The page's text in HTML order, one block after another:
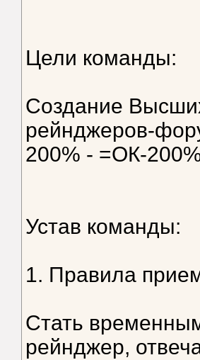
Цели команды:
Создание
рейнджеров-
200% - =ОК-
Устав команды:
1. Правила
Стать
рейнджер,